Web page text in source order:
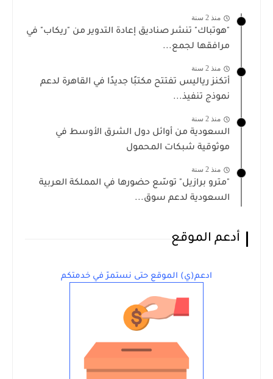
منذ 2 سنة
"هوتباك" تنشر صناديق إعادة التدوير من "ريكاب" في
مرافقها لجمع...
منذ 2 سنة
أتكنز رياليس تفتتح مكتبًا جديدًا في القاهرة لدعم
نموذج تنفيذ...
منذ 2 سنة
السعودية من أوائل دول الشرق الأوسط في
موثوقية شبكات المحمول
منذ 2 سنة
"مترو برازيل" توسّع حضورها في المملكة العربية
السعودية لدعم سوق...
أدعم الموقع
ادعم(ي) الموقع حتى نستمرّ في خدمتكم